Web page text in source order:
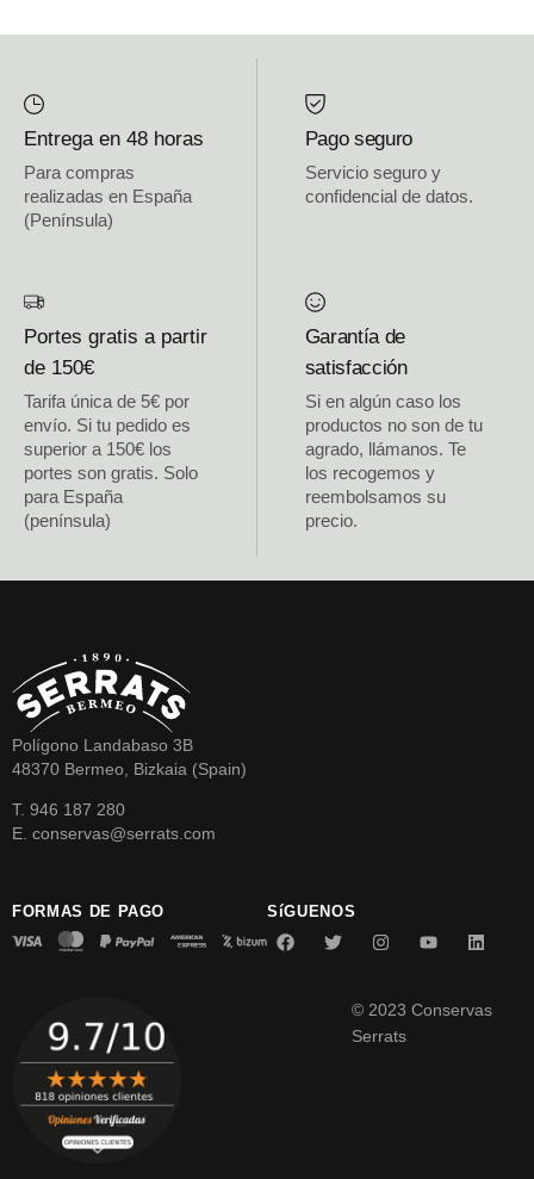
Entrega en 48 horas
Para compras
realizadas en España
(Península)
Pago seguro
Servicio seguro y
confidencial de datos.
Portes gratis a partir
de 150€
Tarifa única de 5€ por
envío. Si tu pedido es
superior a 150€ los
portes son gratis. Solo
para España
(península)
Garantía de
satisfacción
Si en algún caso los
productos no son de tu
agrado, llámanos. Te
los recogemos y
reembolsamos su
precio.
Polígono Landabaso 3B
48370 Bermeo, Bizkaia (Spain)
T. 946 187 280
E. conservas@serrats.com
FORMAS DE PAGO SíGUENOS
© 2023 Conservas
Serrats